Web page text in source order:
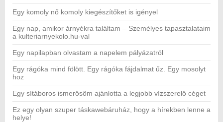
Egy komoly nő komoly kiegészítőket is igényel
Egy nap, amikor árnyékra találtam – Személyes tapasztalataim
a kulteriarnyekolo.hu-val
Egy napilapban olvastam a napelem pályázatról
Egy rágóka mind fölött. Egy rágóka fájdalmat űz. Egy mosolyt
hoz
Egy sítáboros ismerősöm ajánlotta a legjobb vízszerelő céget
Ez egy olyan szuper táskawebáruház, hogy a hírekben lenne a
helye!